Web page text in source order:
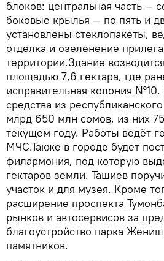
блоков: центральная часть —
боковые крылья — по пять и
установлены стеклопакеты,
отделка и озеленение
территории.Здание
площадью 7,6 гектара, где
исправительная колония №10.
средства из
млрд 650 млн сомов, из них
текущем году. Работы ведёт
МЧС.Также в городе будет
филармония, под которую
гектаров земли. Ташиев
участок и для музея. Кроме
расширение проспекта
рынков и автосервисов за
благоустройство парка
памятников.